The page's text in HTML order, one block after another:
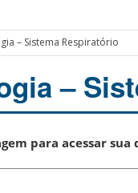
– Sistema Respiratório
–
para acessar sua